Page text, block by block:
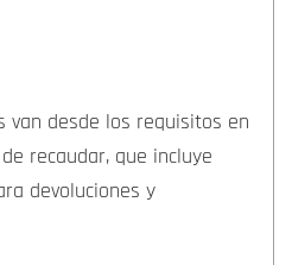
van desde los requisitos en
recaudar, que incluye
devoluciones y